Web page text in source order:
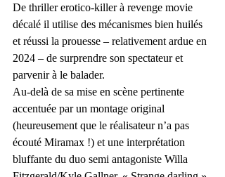
De thriller erotico-killer à revenge movie
décalé il utilise des mécanismes bien huilés
et réussi la prouesse – relativement ardue en
2024 – de surprendre son spectateur et
parvenir à le balader.
Au-delà de sa mise en scène pertinente
accentuée par un montage original
(heureusement que le réalisateur n’a pas
écouté Miramax !) et une interprétation
bluffante du duo semi antagoniste Willa